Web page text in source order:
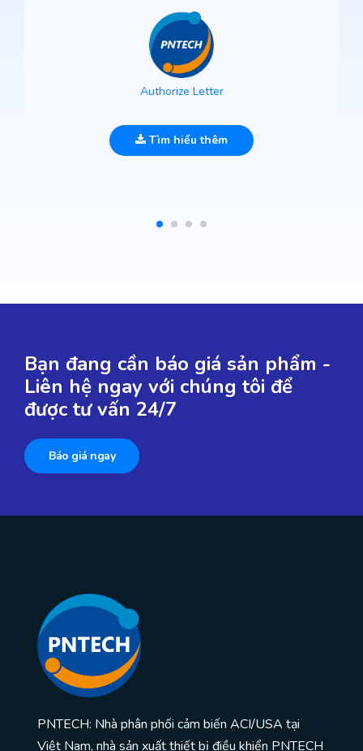
Authorize Letter
Tìm hiểu thêm
Bạn đang cần báo giá sản phẩm -
Liên hệ ngay với chúng tôi để
được tư vấn 24/7
Báo giá ngay
PNTECH: Nhà phân phối cảm biến ACI/USA tại
Việt Nam, nhà sản xuất thiết bị điều khiển PNTECH